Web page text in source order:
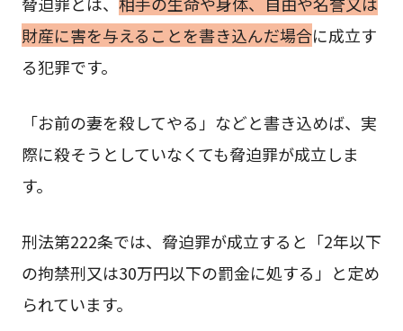
財産に害を与えることを書き込んだ場合に成立す
る犯罪です。
「お前の妻を殺してやる」などと書き込めば、実
際に殺そうとしていなくても脅迫罪が成立しま
す。
刑法第222条では、脅迫罪が成立すると「2年以下
の拘禁刑又は30万円以下の罰金に処する」と定め
られています。